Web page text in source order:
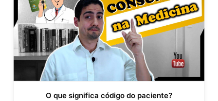
O que significa código do paciente?